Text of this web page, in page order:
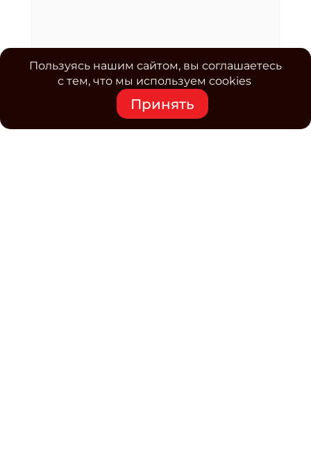
Пользуясь нашим сайтом, вы соглашаетесь
с тем, что мы используем cookies
Принять